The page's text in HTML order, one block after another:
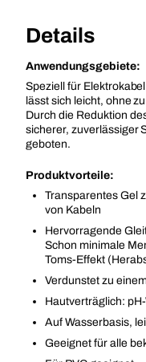
Details
Anwendungsgebiete:
Speziell für
lässt sich leicht, ohne
Durch die Reduktion
sicherer, zuverlässiger
geboten.
Produktvorteile:
Transparentes Gel
von Kabeln
Hervorragende
Schon minimale
Toms-Effekt
Verdunstet zu
Hautverträglich:
Auf Wasserbasis,
Geeignet für alle